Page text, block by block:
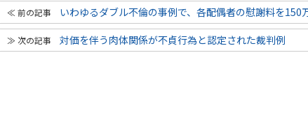
いわゆるダブル不倫の事例で、各配偶者の慰謝料を150
対価を伴う肉体関係が不貞行為と認定された裁判例